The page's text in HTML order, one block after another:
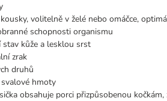
volitelně v želé nebo omáčce,
schopnosti organismu
kůže a lesklou srst
zrak
druhů
hmoty
obsahuje porci přizpůsobenou